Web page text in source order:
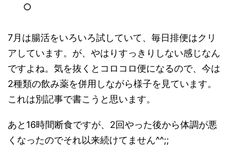
○
7月は腸活をいろいろ試していて、毎日排便はクリ
アしています。が、やはりすっきりしない感じなん
ですよね。気を抜くとコロコロ便になるので、今は
2種類の飲み薬を併用しながら様子を見ています。
これは別記事で書こうと思います。
あと16時間断食ですが、2回やった後から体調が悪
くなったのでそれ以来続けてません^^;;